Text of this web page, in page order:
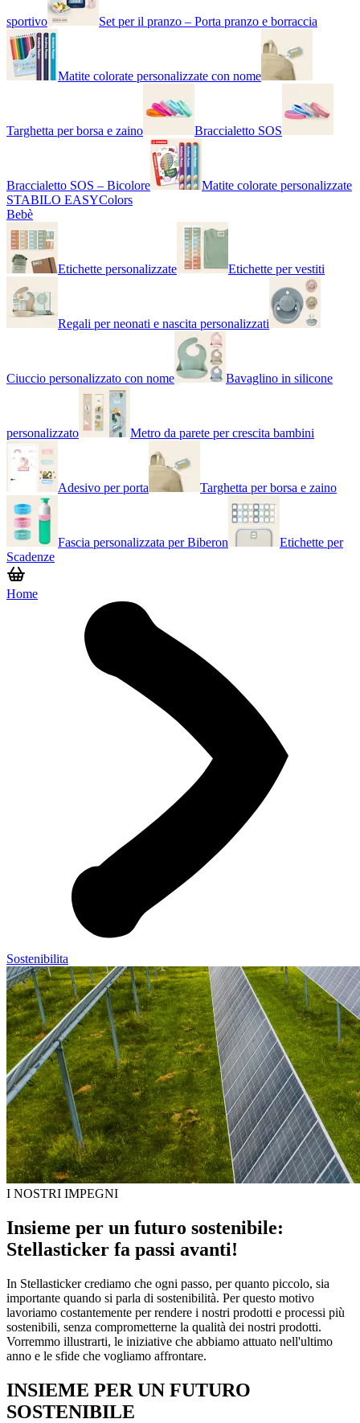
sportivo Set per il pranzo – Porta pranzo e borraccia
Matite colorate personalizzate con nome
Targhetta per borsa e zaino Braccialetto SOS
Braccialetto SOS – Bicolore
Matite colorate personalizzate
STABILO EASYColors
Bebè
Etichette personalizzate Etichette per vestiti
Regali per neonati e nascita personalizzati
Ciuccio personalizzato con nome Bavaglino in silicone
personalizzato Metro da parete per crescita bambini
Adesivo per porta Targhetta per borsa e zaino
Fascia personalizzata per Biberon
Etichette per
Scadenze
Home
Sostenibilita
I NOSTRI IMPEGNI
Insieme per un futuro sostenibile:
Stellasticker fa passi avanti!
In Stellasticker crediamo che ogni passo, per quanto piccolo, sia
importante quando si parla di sostenibilità. Per questo motivo
lavoriamo costantemente per rendere i nostri prodotti e processi più
sostenibili, senza comprometterne la qualità dei nostri prodotti.
Vorremmo illustrarti, le iniziative che abbiamo attuato nell'ultimo
anno e le sfide che vogliamo affrontare.
INSIEME PER UN FUTURO
SOSTENIBILE